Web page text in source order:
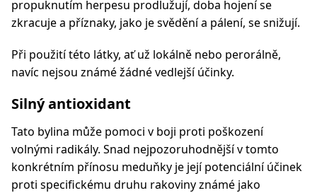
propuknutím herpesu prodlužují, doba hojení se
zkracuje a příznaky, jako je svědění a pálení, se snižují.
Při použití této látky, ať už lokálně nebo perorálně,
navíc nejsou známé žádné vedlejší účinky.
Silný antioxidant
Tato bylina může pomoci v boji proti poškození
volnými radikály. Snad nejpozoruhodnější v tomto
konkrétním přínosu meduňky je její potenciální účinek
proti specifickému druhu rakoviny známé jako